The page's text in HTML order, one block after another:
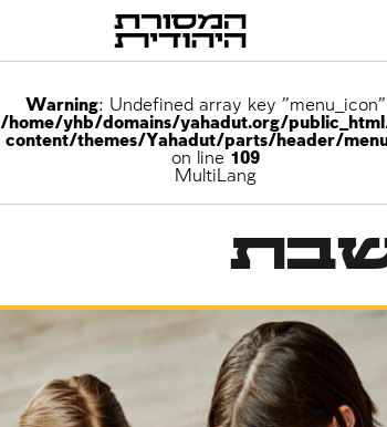
Warning: Undefined array key
/home/yhb/domains/yahadut.org/
content/themes/Yahadut/parts/header/
on line 109
MultiLang
שבת